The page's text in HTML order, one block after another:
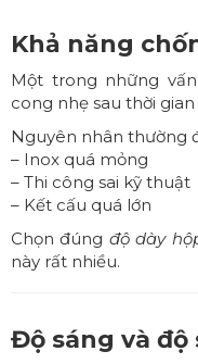
Khả năng
Một trong những
cong nhẹ sau thời
Nguyên nhân thường
– Inox quá mỏng
– Thi công sai kỹ thuật
– Kết cấu quá lớn
Chọn đúng độ dày
này rất nhiều.
Độ sáng và